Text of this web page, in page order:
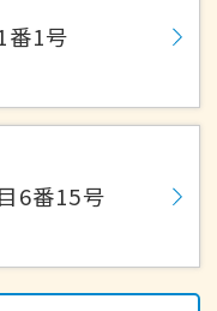
番1号
6番15号